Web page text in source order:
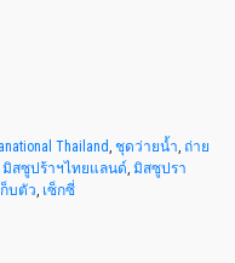
Thailand, ชุดว่ายน้ำ, ถ่าย
มิสซูปร้าฯไทยแลนด์, มิสซูปรา
ก็บตัว, เซ็กซี่